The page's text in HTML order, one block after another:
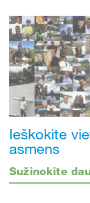
Ieškokite
asmens
Sužinokite